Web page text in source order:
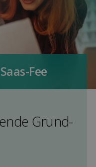
Fee
Grund­